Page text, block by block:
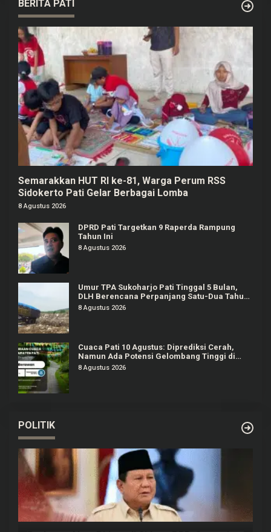
BERITA PATI
Semarakkan HUT RI ke-81, Warga Perum RSS
Sidokerto Pati Gelar Berbagai Lomba
8 Agustus 2026
DPRD Pati Targetkan 9 Raperda Rampung
Tahun Ini
8 Agustus 2026
Umur TPA Sukoharjo Pati Tinggal 5 Bulan,
DLH Berencana Perpanjang Satu-Dua Tahun
Lagi
8 Agustus 2026
Cuaca Pati 10 Agustus: Diprediksi Cerah,
Namun Ada Potensi Gelombang Tinggi di
Perairan Jateng
8 Agustus 2026
POLITIK